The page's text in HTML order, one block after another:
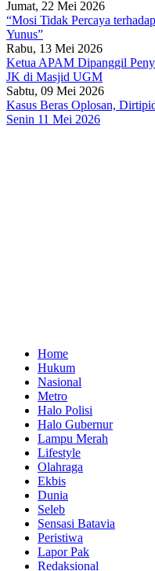
Jumat, 22 Mei 2026
“Mosi Tidak Percaya
Yunus”
Rabu, 13 Mei 2026
Ketua APAM Dipanggil
JK di Masjid UGM
Sabtu, 09 Mei 2026
Kasus Beras Oplosan,
Senin 11 Mei 2026
Home
Hukum
Nasional
Metro
Halo Polisi
Halo Gubernur
Lampu Merah
Lifestyle
Olahraga
Ekbis
Dunia
Seleb
Sensasi Batavia
Peristiwa
Lapor Pak
Redaksional